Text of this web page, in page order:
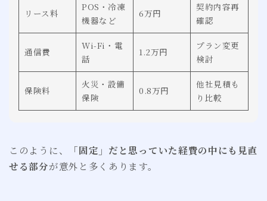
リース料
POS・冷凍
機器など
6万円
契約内容再
確認
通信費
Wi-Fi・電
話
1.2万円
プラン変更
検討
保険料
火災・設備
保険
0.8万円
他社見積も
り比較
このように、
「固定」だと思っていた経費の中にも見直
せる部分が意外と多くあります。